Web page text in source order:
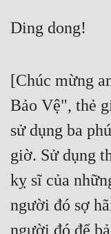
Ding dong!
[Chúc mừng
Bảo Vệ", thẻ
sử dụng ba
giờ. Sử dụng
kỵ sĩ của
người đó sợ
người đó để